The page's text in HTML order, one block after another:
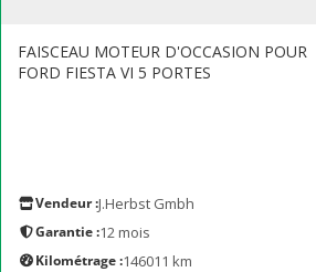
FAISCEAU MOTEUR D'OCCASION POUR
FORD FIESTA VI 5 PORTES
Vendeur :J.Herbst Gmbh
Garantie :12 mois
Kilométrage :146011 km